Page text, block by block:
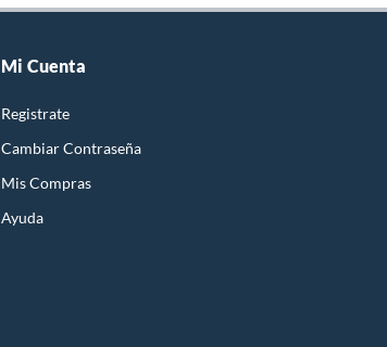
Mi Cuenta
Registrate
Cambiar Contraseña
Mis Compras
Ayuda